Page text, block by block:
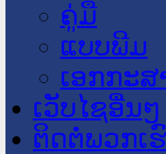
ຄູ່ມື
ແບບພີມ
ເອກກະ
ເວັບໄຊອື່ນໆ
ຕິດຕໍ່ພວກເ